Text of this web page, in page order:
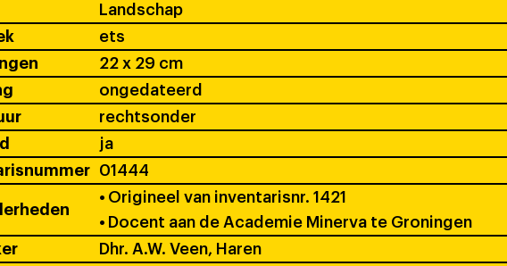
Landschap
ets
22 x 29 cm
ongedateerd
rechtsonder
ja
01444
• Origineel van inventarisnr. 1421
• Docent aan de Academie Minerva te Groningen
Dhr. A.W. Veen, Haren